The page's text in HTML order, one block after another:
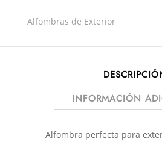
Alfombras de Exterior
INFORMACIÓN
Alfombra perfecta para